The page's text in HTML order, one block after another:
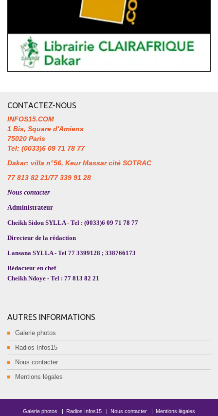
CONTACTEZ-NOUS
INFOS15.COM
1 Bis, Square d'Amiens
75020 Paris
Tel: (0033)6 09 71 78 77
Dakar: villa n°56, Keur Massar cité SOTRAC
77 813 82 21/77 339 91 28
Nous contacter
Administrateur
Cheikh Sidou SYLLA - Tel : (0033)6 09 71 78 77
Directeur de la rédaction
Lansana SYLLA - Tel 77 3399128 ; 338766173
Rédacteur en chef
Cheikh Ndoye - Tel : 77 813 82 21
AUTRES INFORMATIONS
Galerie photos
Radios Infos15
Nous contacter
Mentions légales
Galerie photos Radios Infos15 Nous contacter Mentions légales